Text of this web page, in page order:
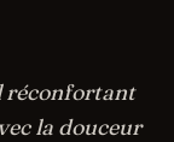
réconfortant
la douceur